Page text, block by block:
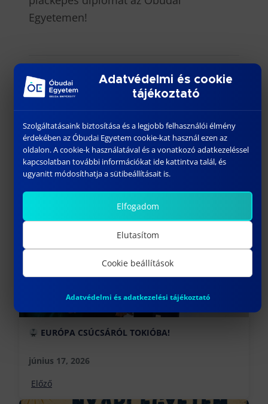
Egyetemen!
Címkék
#EHS szakmérnök #szakmérnök
További híreink
EURÓPA CSÚCSÁRÓL TOKIÓBA!
június 17, 2026
Előző
Adatvédelmi és cookie
tájékoztató
Szolgáltatásaink biztosítása és a legjobb felhasználói élmény
érdekében az Óbudai Egyetem cookie-kat használ ezen az
oldalon. A cookie-k használatával és a vonatkozó adatkezeléssel
kapcsolatban további információkat ide kattintva talál, és
ugyanitt módosíthatja a sütibeállításait is.
Elfogadom
Elutasítom
Cookie beállítások
Adatvédelmi és adatkezelési tájékoztató